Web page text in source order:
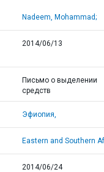
Nadeem, Mohammad;
2014/06/13
Письмо о выделении
средств
Эфиопия,
Eastern and Southern
2014/06/24